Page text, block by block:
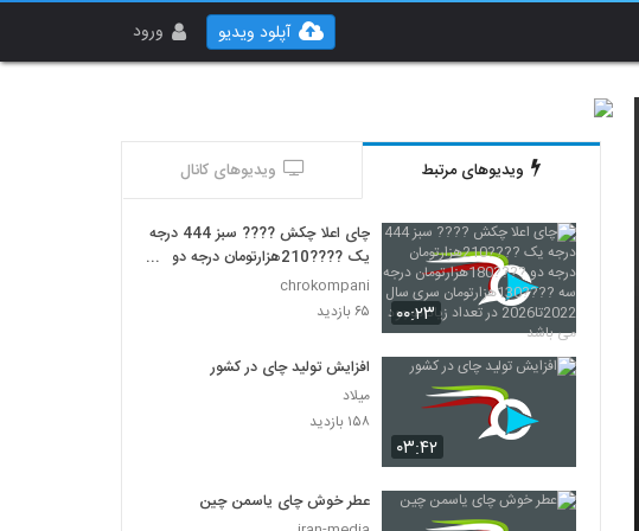
ورود آپلود ویدیو
ویدیوهای مرتبط ویدیوهای کانال
۰۰:۲۳
چای اعلا چکش ???? سبز 444 درجه
یک ????210هزارتومان درجه دو
????180هزارتومان درجه سه ????
130هزارتومان سری سال
chrokompani
۶۵ بازدید
۰۳:۴۲
افزایش تولید چای در کشور
میلاد
۱۵۸ بازدید
عطر خوش چای یاسمن چین